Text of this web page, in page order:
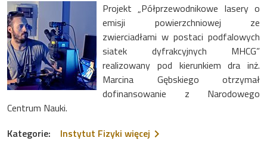
Projekt „Półprzewodnikowe lasery o
emisji powierzchniowej ze
zwierciadłami w postaci podfalowych
siatek dyfrakcyjnych MHCG”
realizowany pod kierunkiem dra inż.
Marcina Gębskiego otrzymał
dofinansowanie z Narodowego
Centrum Nauki.
Kategorie:
Instytut Fizyki więcej na temat Ponad 3,7 mln